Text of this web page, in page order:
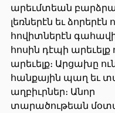
արեւմտեան
լեռներէն եւ ձորերէն
հովիտներէն
հոսին դէպի արեւելք
արեւելք։ Արցախը
հանքային պաղ եւ
աղբիւրներ։ Անոր
տարածութեան